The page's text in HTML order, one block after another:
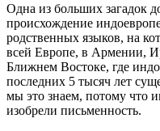
Одна из больших загадок
происхождение
родственных языков, на
всей Европе, в Армении,
Ближнем Востоке, где
последних 5 тысяч лет
мы это знаем, потому что
изобрели письменность.